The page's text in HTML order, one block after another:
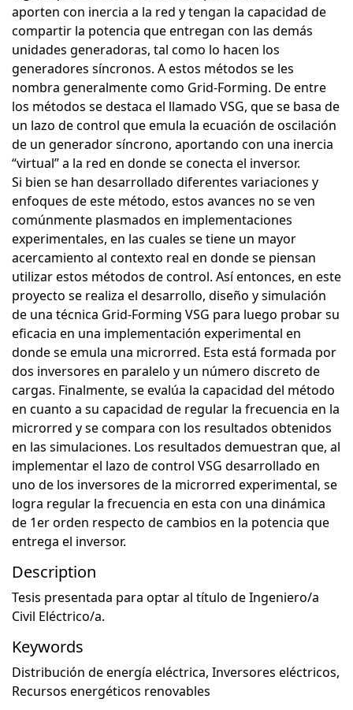
aporten con inercia a la red y tengan la capacidad de
compartir la potencia que entregan con las demás
unidades generadoras, tal como lo hacen los
generadores síncronos. A estos métodos se les
nombra generalmente como Grid-Forming. De entre
los métodos se destaca el llamado VSG, que se basa de
un lazo de control que emula la ecuación de oscilación
de un generador síncrono, aportando con una inercia
“virtual” a la red en donde se conecta el inversor.
Si bien se han desarrollado diferentes variaciones y
enfoques de este método, estos avances no se ven
comúnmente plasmados en implementaciones
experimentales, en las cuales se tiene un mayor
acercamiento al contexto real en donde se piensan
utilizar estos métodos de control. Así entonces, en este
proyecto se realiza el desarrollo, diseño y simulación
de una técnica Grid-Forming VSG para luego probar su
eficacia en una implementación experimental en
donde se emula una microrred. Esta está formada por
dos inversores en paralelo y un número discreto de
cargas. Finalmente, se evalúa la capacidad del método
en cuanto a su capacidad de regular la frecuencia en la
microrred y se compara con los resultados obtenidos
en las simulaciones. Los resultados demuestran que, al
implementar el lazo de control VSG desarrollado en
uno de los inversores de la microrred experimental, se
logra regular la frecuencia en esta con una dinámica
de 1er orden respecto de cambios en la potencia que
entrega el inversor.
Description
Tesis presentada para optar al título de Ingeniero/a
Civil Eléctrico/a.
Keywords
Distribución de energía eléctrica, Inversores eléctricos,
Recursos energéticos renovables